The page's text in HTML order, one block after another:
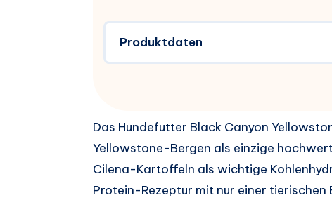
Produktdaten
Das Hundefutter Black Canyon
Yellowstone-Bergen als einzige
Cilena-Kartoffeln als wichtige
Protein-Rezeptur mit nur einer